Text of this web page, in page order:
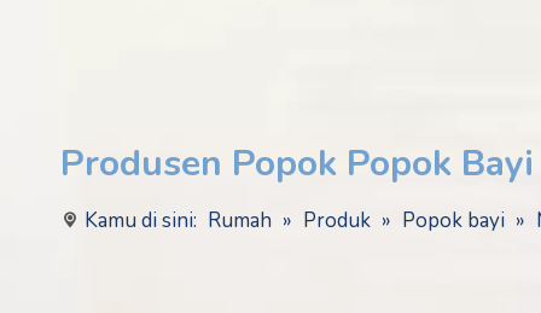
Produsen Popok Popok
Kamu di sini: Rumah » Produk » Popok bayi »